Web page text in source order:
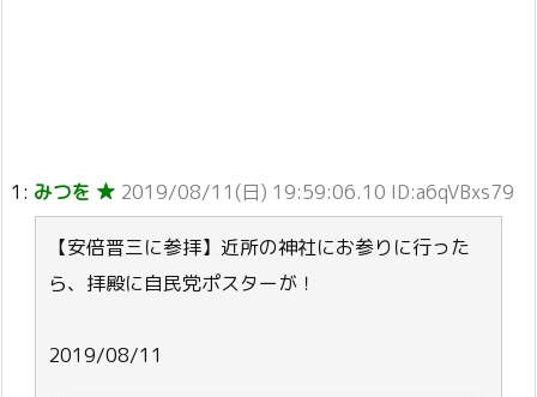
1: みつを ★ 2019/08/11(日) 19:59:06.10 ID:a6qVBxs79
【安倍晋三に参拝】近所の神社にお参りに行った
ら、拝殿に自民党ポスターが！
2019/08/11